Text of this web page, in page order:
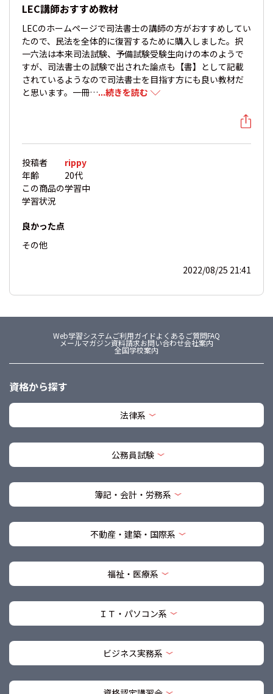
LEC講師おすすめ教材
LECのホームページで司法書士の講師の方がおすすめしてい
たので、民法を全体的に復習するために購入しました。択
一六法は本来司法試験、予備試験受験生向けの本のようで
すが、司法書士の試験で出された論点も【書】として記載
されているようなので司法書士を目指す方にも良い教材だ
と思います。一冊…...続きを読む
投稿者
rippy
年齢
20代
この商品の
学習状況
学習中
良かった点
その他
2022/08/25 21:41
Web学習システムご利用ガイドよくあるご質問FAQ
メールマガジン資料請求お問い合わせ会社案内
全国学校案内
資格から探す
法律系
公務員試験
簿記・会計・労務系
不動産・建築・国際系
福祉・医療系
ＩＴ・パソコン系
ビジネス実務系